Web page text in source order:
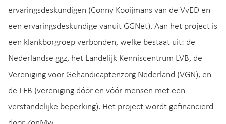
ervaringsdeskundigen (Conny Kooijmans van de VvED en
een ervaringsdeskundige vanuit GGNet). Aan het project is
een klankborgroep verbonden, welke bestaat uit: de
Nederlandse ggz, het Landelijk Kenniscentrum LVB, de
Vereniging voor Gehandicaptenzorg Nederland (VGN), en
de LFB (vereniging dóór en vóór mensen met een
verstandelijke beperking). Het project wordt gefinancierd